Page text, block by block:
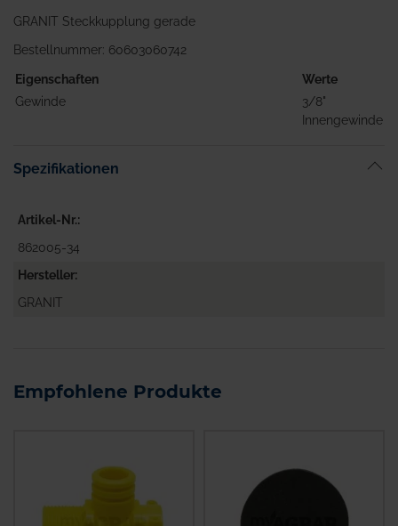
GRANIT Steckkupplung gerade
Bestellnummer: 60603060742
Eigenschaften
Werte
Gewinde
3/8"
Innengewinde
Spezifikationen
Artikel-Nr.
862005-34
Hersteller
GRANIT
Empfohlene Produkte